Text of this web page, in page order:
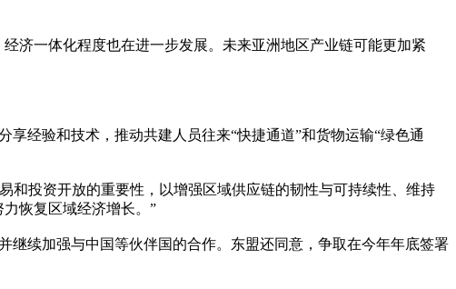
一体化程度也在进一步发展。未来亚洲地区产业链可能更加紧
经验和技术，推动共建人员往来“快捷通道”和货物运输“绿色通
投资开放的重要性，以增强区域供应链的韧性与可持续性、维持
恢复区域经济增长。”
续加强与中国等伙伴国的合作。东盟还同意，争取在今年年底签署